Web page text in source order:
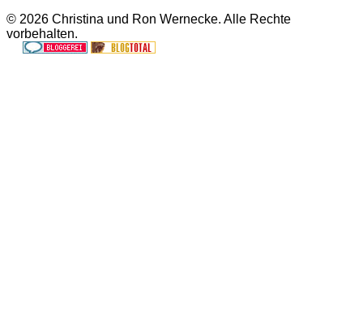
© 2026 Christina und Ron Wernecke. Alle Rechte
vorbehalten.